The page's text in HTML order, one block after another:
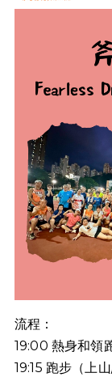
流程：
19:00 熱身和領
19:15 跑步（上山